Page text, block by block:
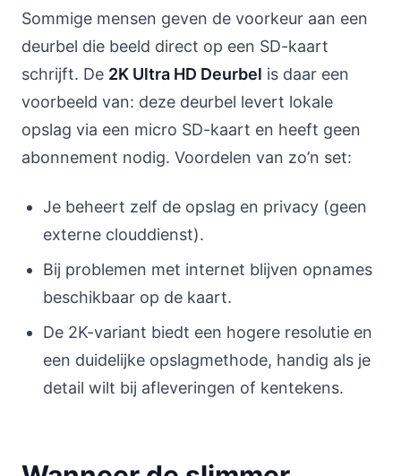
Sommige mensen geven de voorkeur aan een
deurbel die beeld direct op een SD-kaart
schrijft. De 2K Ultra HD Deurbel is daar een
voorbeeld van: deze deurbel levert lokale
opslag via een micro SD-kaart en heeft geen
abonnement nodig. Voordelen van zo’n set:
Je beheert zelf de opslag en privacy (geen
externe clouddienst).
Bij problemen met internet blijven opnames
beschikbaar op de kaart.
De 2K-variant biedt een hogere resolutie en
een duidelijke opslagmethode, handig als je
detail wilt bij afleveringen of kentekens.